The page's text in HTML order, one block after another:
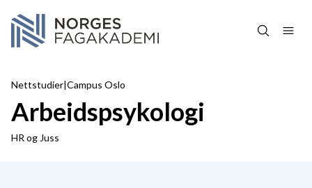
Hopp over navigasjon
Nettstudier|Campus Oslo
Arbeidspsykologi
HR og Juss